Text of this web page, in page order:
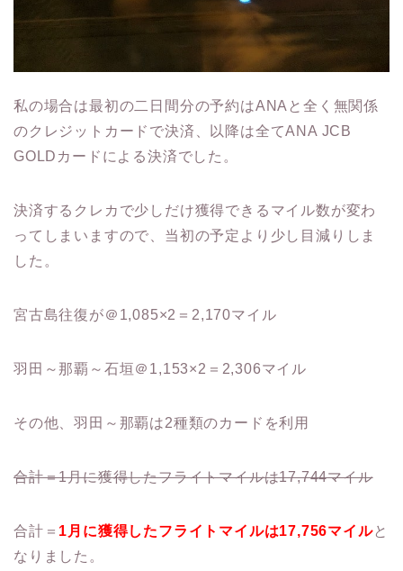
私の場合は最初の二日間分の予約はANAと全く無関係
のクレジットカードで決済、以降は全てANA JCB
GOLDカードによる決済でした。
決済するクレカで少しだけ獲得できるマイル数が変わ
ってしまいますので、当初の予定より少し目減りしま
した。
宮古島往復が＠1,085×2＝2,170マイル
羽田～那覇～石垣＠1,153×2＝2,306マイル
その他、羽田～那覇は2種類のカードを利用
合計＝1月に獲得したフライトマイルは17,744マイル
合計＝ 1月に獲得したフライトマイルは17,756マイルと
なりました。